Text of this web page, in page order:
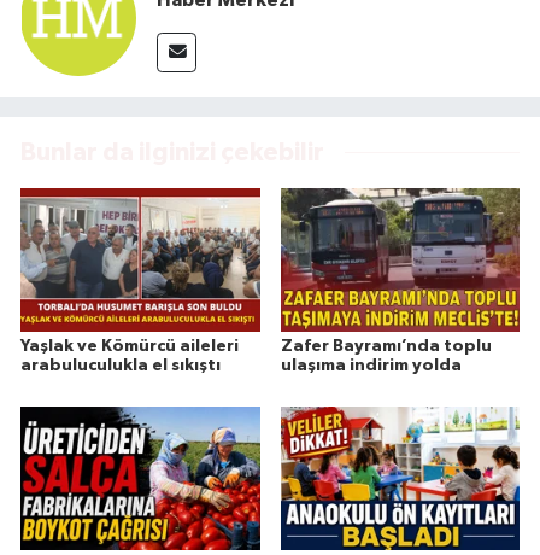
Yaşlak ve Kömürcü aileleri
arabuluculukla el sıkıştı
Zafer Bayramı’nda toplu
ulaşıma indirim yolda